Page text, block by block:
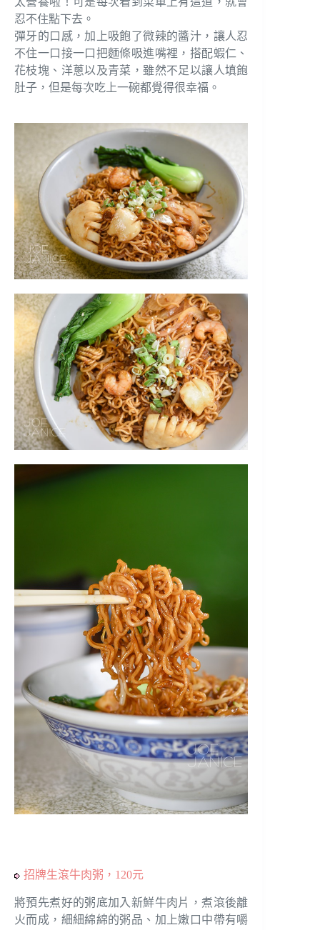
忍不住點下去。
彈牙的口感，加上吸飽了微辣的醬汁，讓人忍
不住一口接一口把麵條吸進嘴裡，搭配蝦仁、
花枝塊、洋蔥以及青菜，雖然不足以讓人填飽
肚子，但是每次吃上一碗都覺得很幸福。
招牌生滾牛肉粥，120元
將預先煮好的粥底加入新鮮牛肉片，煮滾後離
火而成，細細綿綿的粥品、加上嫩口中帶有嚼